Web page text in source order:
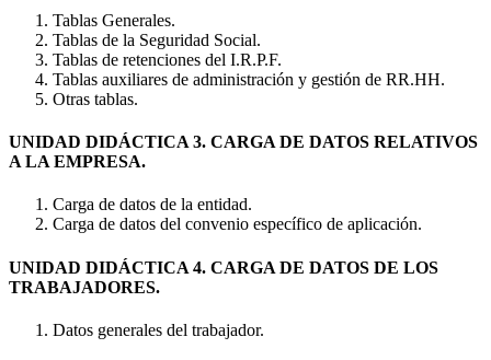
Tablas Generales.
Tablas de la Seguridad Social.
Tablas de retenciones del I.R.P.F.
Tablas auxiliares de administración y gestión de RR.HH.
Otras tablas.
UNIDAD DIDÁCTICA 3. CARGA DE DATOS RELATIVOS
A LA EMPRESA.
Carga de datos de la entidad.
Carga de datos del convenio específico de aplicación.
UNIDAD DIDÁCTICA 4. CARGA DE DATOS DE LOS
TRABAJADORES.
Datos generales del trabajador.